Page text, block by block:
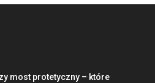
most protetyczny – które